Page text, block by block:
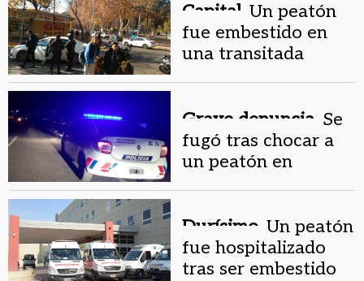
Capital. Un peatón
fue embestido en
una transitada
Grave denuncia. Se
fugó tras chocar a
un peatón en
asfalto
Durísimo. Un peatón
fue hospitalizado
tras ser embestido